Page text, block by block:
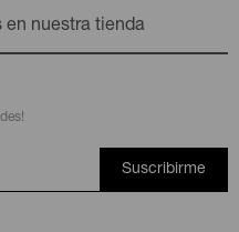
en nuestra tienda
Suscribirme